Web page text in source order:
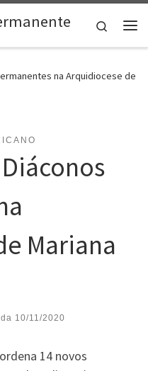
Search
na Arquidiocese de
Mariana
10/11/2020
14 novos